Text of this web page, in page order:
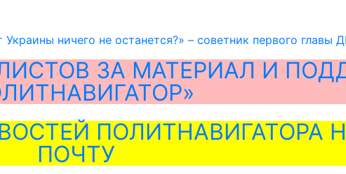
ничего не останется?» – советник первого главы
ЗА МАТЕРИАЛ И
ПОЛИТНАВИГАТОРА
ПОЧТУ